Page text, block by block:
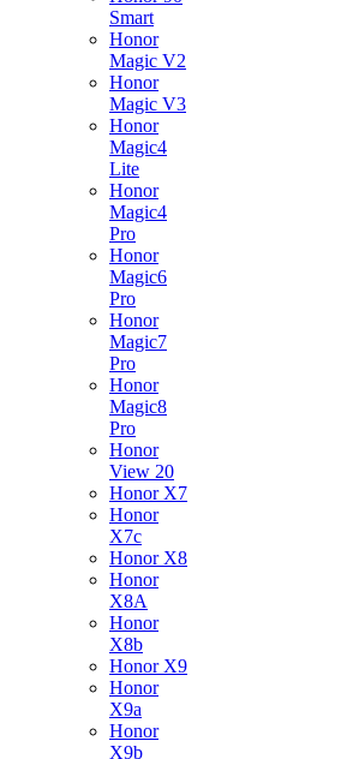
Smart
Honor
Magic V2
Honor
Magic V3
Honor
Magic4
Lite
Honor
Magic4
Pro
Honor
Magic6
Pro
Honor
Magic7
Pro
Honor
Magic8
Pro
Honor
View 20
Honor X7
Honor
X7c
Honor X8
Honor
X8A
Honor
X8b
Honor X9
Honor
X9a
Honor
X9b